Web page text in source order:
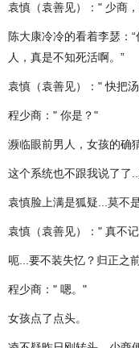
袁慎（袁善见）：" 少商
陈大康冷冷的看着李瑟：
人，真是不知死活啊。”
袁慎（袁善见）：" 快把
程少商：" 你是？"
濒临眼前男人，女孩的确
这个系统也不跟我说了了..
袁慎脸上满是狐疑...莫不
袁慎（袁善见）：" 真不
呃...要不装失忆？归正之
程少商：" 嗯。"
女孩点了点头。